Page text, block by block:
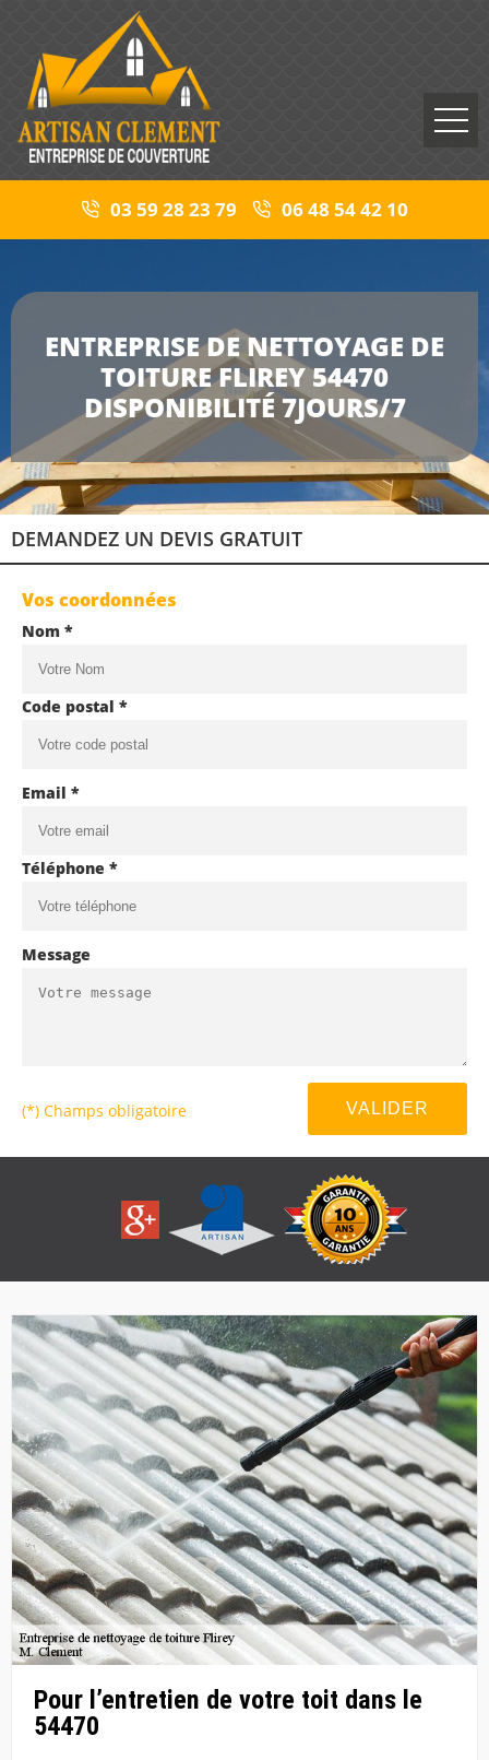
03 59 28 23 79 06 48 54 42 10
ENTREPRISE DE NETTOYAGE DE
TOITURE FLIREY 54470
DISPONIBILITÉ 7JOURS/7
DEMANDEZ UN DEVIS GRATUIT
Vos coordonnées
Nom *
Code postal *
Email *
Téléphone *
Message
(*) Champs obligatoire
Pour l’entretien de votre toit dans le
54470